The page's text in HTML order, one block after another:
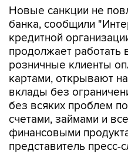
Новые санкции не
банка, сообщили
кредитной
продолжает работать
розничные клиенты
картами, открывают
вклады без
без всяких проблем
счетами, займами и
финансовыми
представитель пресс-